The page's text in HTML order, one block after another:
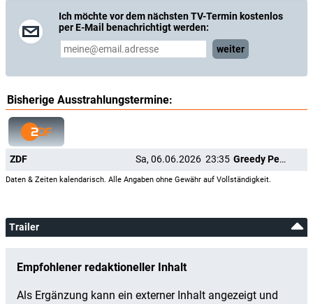
Ich möchte vor dem nächsten TV-Termin kostenlos
per E-Mail benachrichtigt werden:
weiter
Bisherige Ausstrahlungstermine:
ZDF Sa, 06.06.2026 23:35 Greedy People
Daten & Zeiten kalendarisch. Alle Angaben ohne Gewähr auf Vollständigkeit.
Trailer